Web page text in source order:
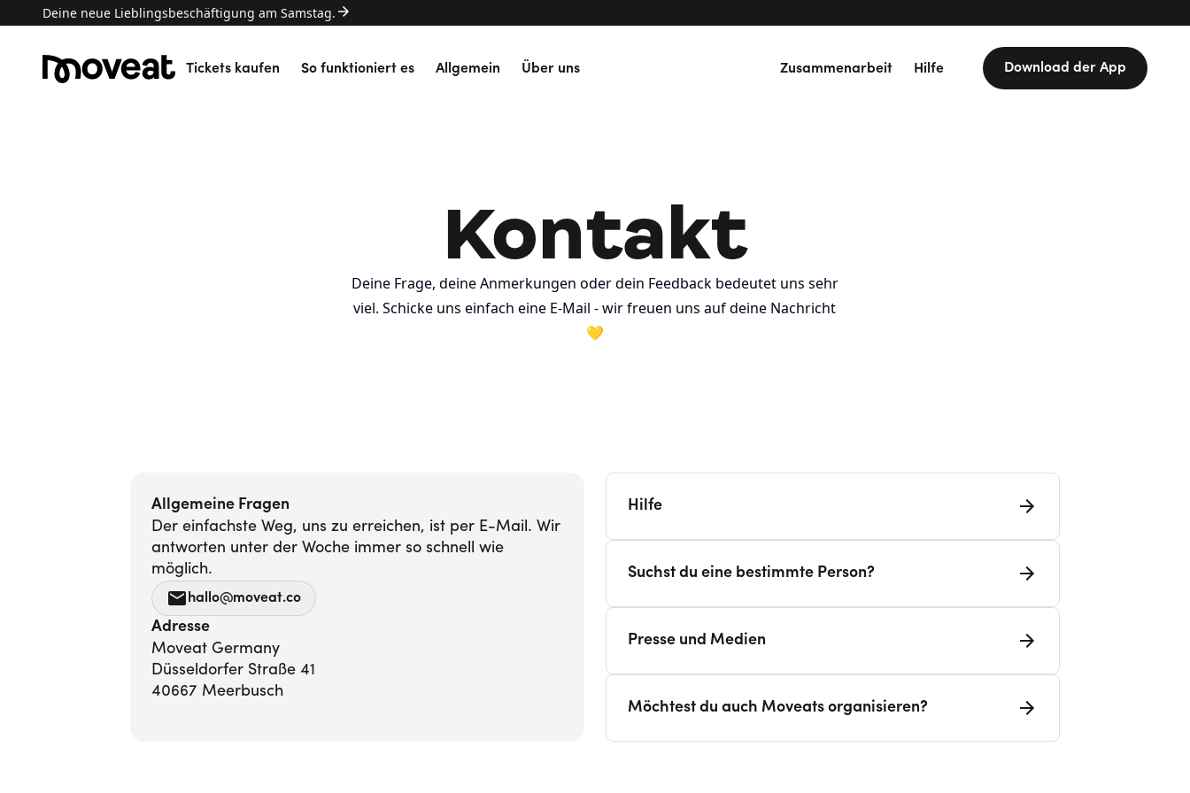
Deine neue Lieblingsbeschäftigung am Samstag.
Tickets kaufen So funktioniert es Allgemein Über uns Zusammenarbeit Hilfe Download der App
Kontakt
Deine Frage, deine Anmerkungen oder dein Feedback bedeutet uns sehr
viel. Schicke uns einfach eine E-Mail - wir freuen uns auf deine Nachricht
💛
Allgemeine Fragen
Der einfachste Weg, uns zu erreichen, ist per E-Mail. Wir
antworten unter der Woche immer so schnell wie
möglich.
hallo@moveat.co
Adresse
Moveat Germany
Düsseldorfer Straße 41
40667 Meerbusch
Hilfe
Suchst du eine bestimmte Person?
Presse und Medien
Möchtest du auch Moveats organisieren?